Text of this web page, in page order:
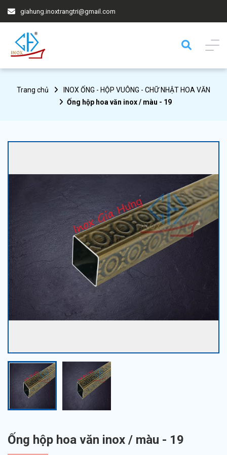
giahung.inoxtrangtri@gmail.com
Trang chủ
INOX ỐNG - HỘP VUÔNG - CHỮ NHẬT HOA VĂN
Ống hộp hoa văn inox / màu - 19
Ống hộp hoa văn inox / màu - 19